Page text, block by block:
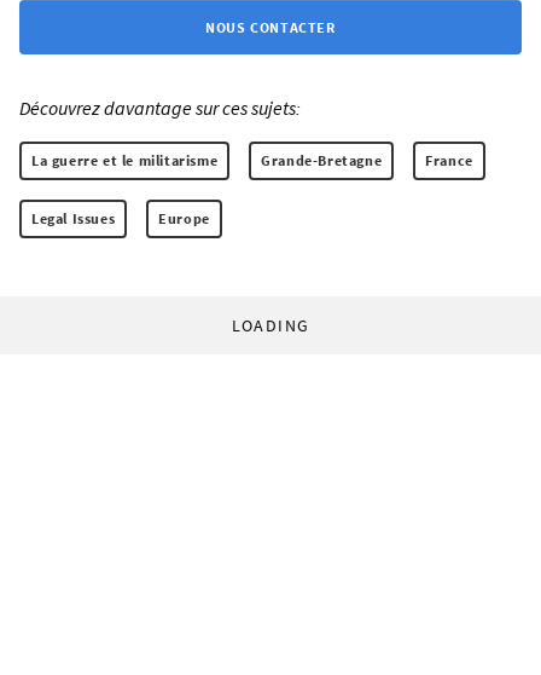
NOUS CONTACTER
Découvrez davantage sur ces sujets:
La guerre et le militarisme Grande-Bretagne France
Legal Issues Europe
LOADING